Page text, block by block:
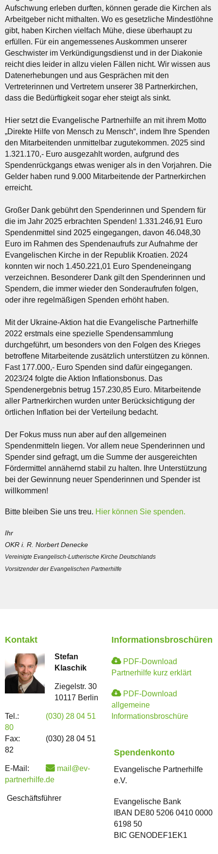
Aufschwung erleben durften, können gerade die Kirchen als
Arbeitgeber nicht mithalten. Wo es gesetzliche Mindestlöhne
gibt, haben Kirchen vielfach Mühe, diese überhaupt zu
erfüllen. Für ein angemessenes Auskommen unserer
Geschwister im Verkündigungsdienst und in der Diakonie
reicht dies leider in allzu vielen Fällen nicht. Wir wissen aus
Datenerhebungen und aus Gesprächen mit den
Vertreterinnen und Vertretern unserer 38 Partnerkirchen,
dass die Bedürftigkeit sogar eher steigt als sinkt.
Hier setzt die Evangelische Partnerhilfe an mit ihrem Motto
„Direkte Hilfe von Mensch zu Mensch“, indem Ihre Spenden
den Mitarbeitenden unmittelbar zugutekommen. 2025 sind
1.321.170,- Euro ausgezahlt worden, aufgrund des
Spendenrückgangs etwas weniger als in den Vorjahren. Die
Gelder haben rund 9.000 Mitarbeitende der Partnerkirchen
erreicht.
Großer Dank gebührt den Spenderinnen und Spendern für
die im Jahr 2025 erbrachten Spenden! 1.331.246,91 Euro
Spendenmittel sind 2025 eingegangen, davon 46.048,30
Euro im Rahmen des Spendenaufrufs zur Aufnahme der
Evangelischen Kirche in der Republik Kroatien. 2024
konnten wir noch 1.450.221,01 Euro Spendeneingang
verzeichnen. Besonderer Dank gilt den Spenderinnen und
Spendern, die immer wieder den Sonderaufrufen folgen,
oder ihre regelmäßigen Spenden erhöht haben.
Mit der Ukraine-Aktion hat die Evangelische Partnerhilfe
2022 erstmals eine spezielle Spendensammlung
durchgeführt, um besonders von den Folgen des Krieges
betroffene Mitarbeitende zusätzlich unterstützen zu können.
Fast 177.000,- Euro Spenden sind dafür eingegangen.
2023/24 folgte die Aktion Inflationsbonus. Das
Spendenergebnis betrug 157.230,85 Euro. Mitarbeitende
aller Partnerkirchen wurden unter Berücksichtigung der
örtlichen Inflation bei der Verteilung bedacht.
Der Fokus muss nun aber auf den allgemeinen
Spendenmitteln liegen. Vor allem neue Spenderinnen und
Spender sind gefragt, um die Summe der ausgereichten
Fördermittel annähernd stabil zu halten. Ihre Unterstützung
bei der Gewinnung neuer Spenderinnen und Spender ist
willkommen!
Bitte bleiben Sie uns treu. Hier können Sie spenden.
Ihr
OKR i. R. Norbert Denecke
Vereinigte Evangelisch-Lutherische Kirche Deutschlands
Vorsitzender der Evangelischen Partnerhilfe
Kontakt
Stefan
Klaschik
Ziegelstr. 30
10117 Berlin
Tel.:
(030) 28 04 51
80
Fax:
(030) 28 04 51
82
E-Mail:
mail@ev-
partnerhilfe.de
Geschäftsführer
Informationsbroschüren
PDF-Download
Partnerhilfe kurz erklärt
PDF-Download
allgemeine
Informationsbroschüre
Spendenkonto
Evangelische Partnerhilfe
e.V.
Evangelische Bank
IBAN DE80 5206 0410 0000
6198 50
BIC GENODEF1EK1